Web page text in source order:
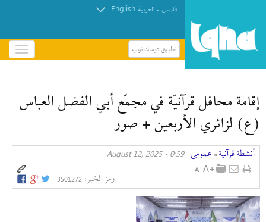
فارسی . العربیة English
تطبيق ديسك توب
باز
و
إقامة محافل قرآنيّة في مجمّع أبي الفضل العباس
(ع) لزائري الأربعين + صور
أنشطة قرآنیة » عمومی 0:59 - August 12, 2025
رمز الخبر: 3501272